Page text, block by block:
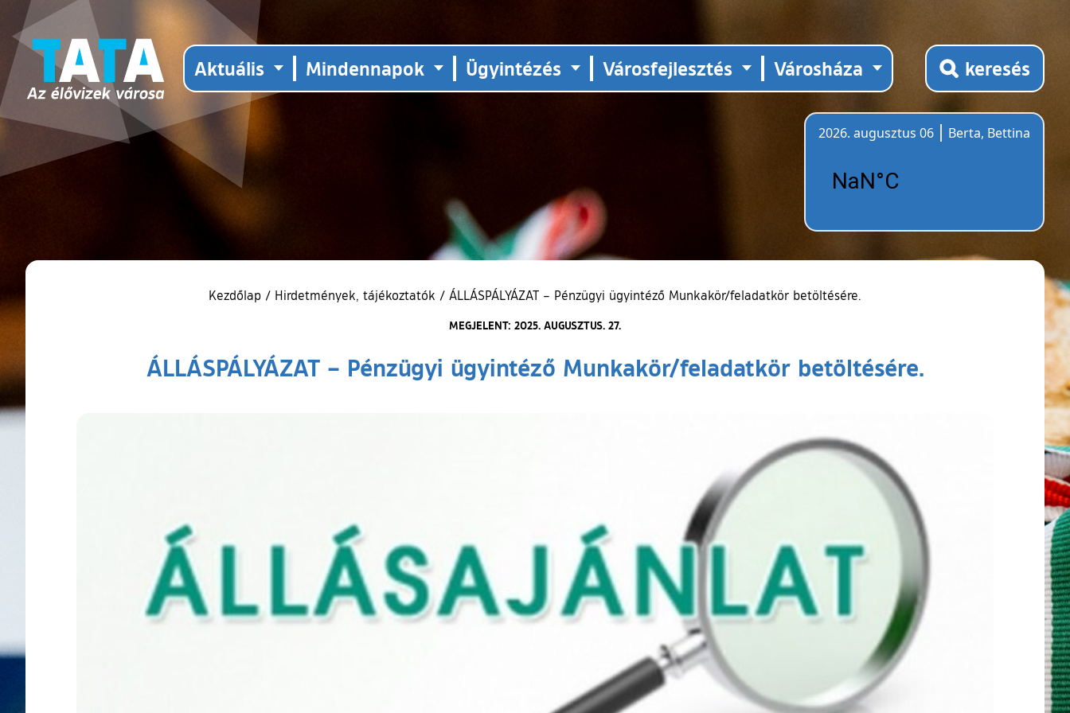
Aktuális Mindennapok Ügyintézés Városfejlesztés Városháza keresés
2026. augusztus 06
Berta, Bettina
Kezdőlap / Hirdetmények, tájékoztatók / ÁLLÁSPÁLYÁZAT – Pénzügyi ügyintéző Munkakör/feladatkör betöltésére.
MEGJELENT: 2025. AUGUSZTUS. 27.
ÁLLÁSPÁLYÁZAT – Pénzügyi ügyintéző Munkakör/feladatkör betöltésére.